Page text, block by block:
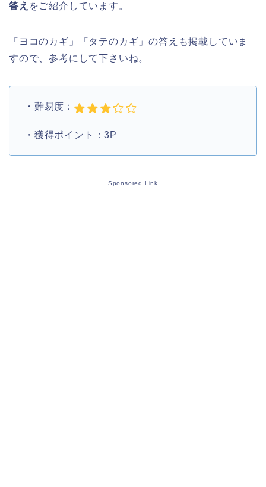
答え をご紹介しています。
「ヨコのカギ」「タテのカギ」の答えも掲載していま
すので、参考にして下さいね。
・難易度：
・獲得ポイント：3P
Sponsored Link